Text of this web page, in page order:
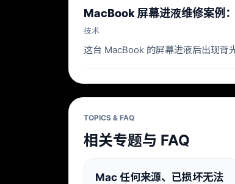
MacBook 屏幕进液维修案例
技术
这台 MacBook 的屏幕进液后出现背
TOPICS & FAQ
相关专题与 FAQ
Mac 任何来源、已损坏无法